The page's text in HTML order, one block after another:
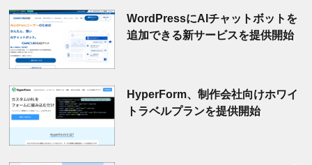
WordPressにAIチャットボットを
追加できる新サービスを提供開始
HyperForm、制作会社向けホワイ
トラベルプランを提供開始